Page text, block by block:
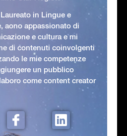
in Lingue e
aono appassionato di
e cultura e mi
di contenuti coinvolgenti
le mie competenze
un pubblico
come content creator